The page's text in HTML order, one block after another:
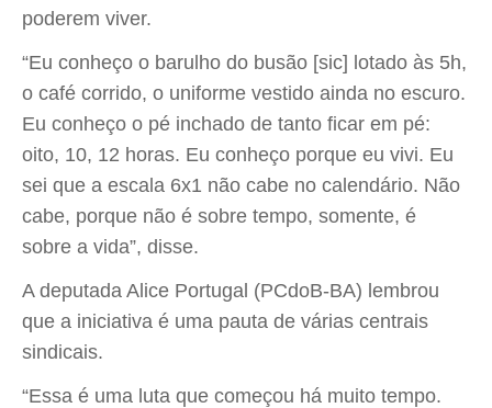
poderem viver.
“Eu conheço o barulho do busão [sic] lotado às 5h,
o café corrido, o uniforme vestido ainda no escuro.
Eu conheço o pé inchado de tanto ficar em pé:
oito, 10, 12 horas. Eu conheço porque eu vivi. Eu
sei que a escala 6x1 não cabe no calendário. Não
cabe, porque não é sobre tempo, somente, é
sobre a vida”, disse.
A deputada Alice Portugal (PCdoB-BA) lembrou
que a iniciativa é uma pauta de várias centrais
sindicais.
“Essa é uma luta que começou há muito tempo.